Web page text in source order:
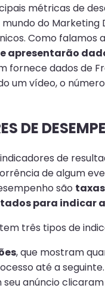
métricas de
do Marketing
Como falamos
apresentarão
fornece dados de
um vídeo, o
DE
de
de algum
são
para indicar
três tipos de
, que mostram
até a
seu anúncio